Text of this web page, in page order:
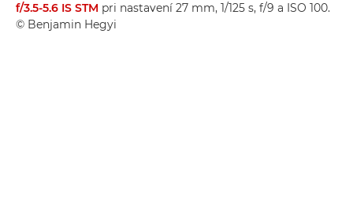
f/3.5-5.6 IS STM pri nastavení 27 mm, 1/125 s, f/9 a ISO 100.
© Benjamin Hegyi